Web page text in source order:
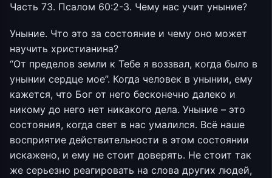
Часть 73. Псалом 60:2-3. Чему нас учит уныние?
Уныние. Что это за состояние и чему оно может
научить христианина?
“От пределов земли к Тебе я воззвал, когда было в
унынии сердце мое”. Когда человек в унынии, ему
кажется, что Бог от него бесконечно далеко и
никому до него нет никакого дела. Уныние – это
состояния, когда свет в нас умалился. Всё наше
восприятие действительности в этом состоянии
искажено, и ему не стоит доверять. Не стоит так
же серьезно реагировать на слова других людей,